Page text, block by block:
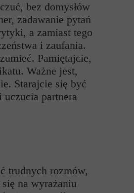
bez domysłów
zadawanie pytań
a zamiast tego
i zaufania.
Pamiętajcie,
Ważne jest,
Starajcie się być
partnera
trudnych rozmów,
na wyrażaniu